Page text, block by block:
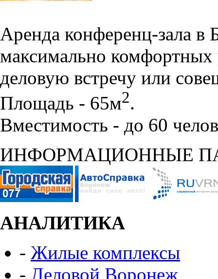
Аренда конференц-зала в
максимально комфортных
деловую встречу или
Площадь - 65м2.
Вместимость - до 60
ИНФОРМАЦИОННЫЕ
АНАЛИТИКА
- Жилые комплексы
- Деловой Воронеж